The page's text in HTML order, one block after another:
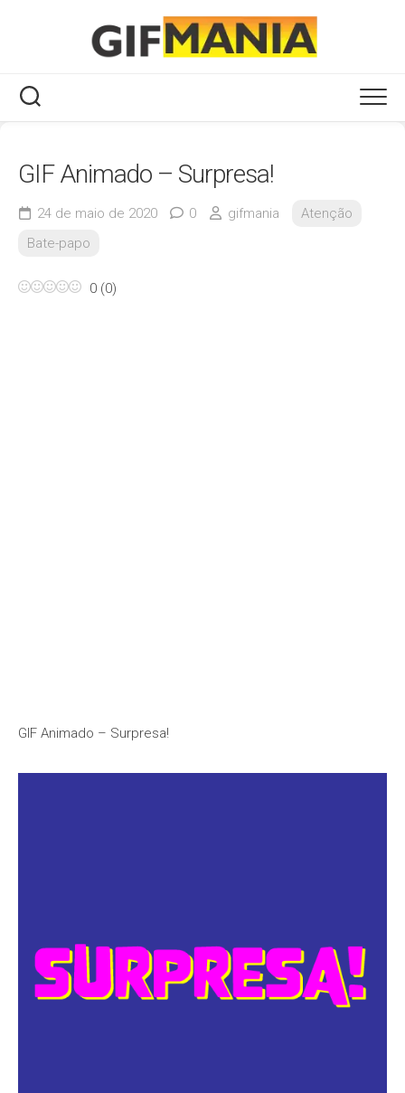
GIF Animado – Surpresa!
24 de maio de 2020 0 gifmania
Atenção
Bate-papo
0 (0)
GIF Animado – Surpresa!